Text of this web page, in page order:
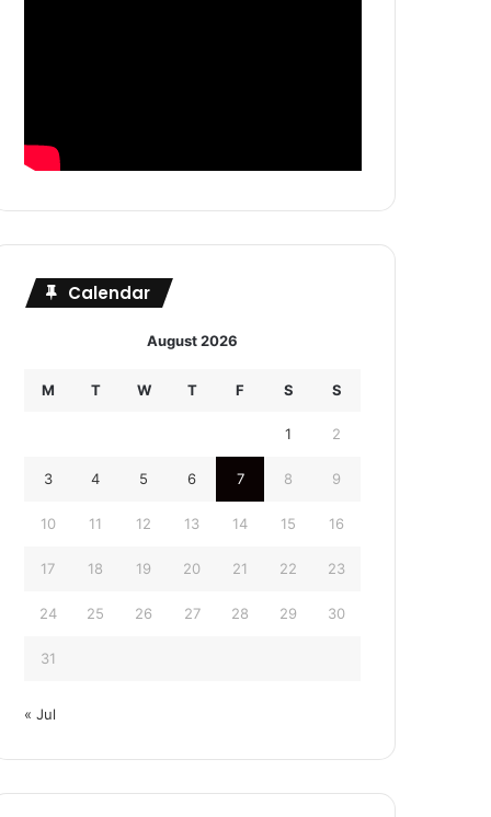
Calendar
August 2026
M T W T F S S
1 2
3 4 5 6 7 8 9
10 11 12 13 14 15 16
17 18 19 20 21 22 23
24 25 26 27 28 29 30
31
« Jul